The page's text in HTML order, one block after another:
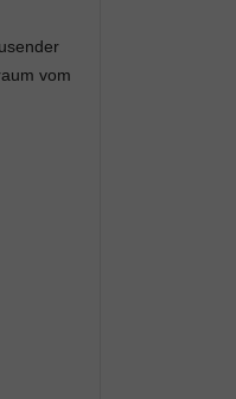
vom